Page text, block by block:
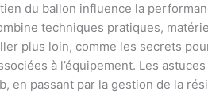
du ballon influence la
techniques pratiques,
plus loin, comme les secrets
à l’équipement. Les
en passant par la gestion de la